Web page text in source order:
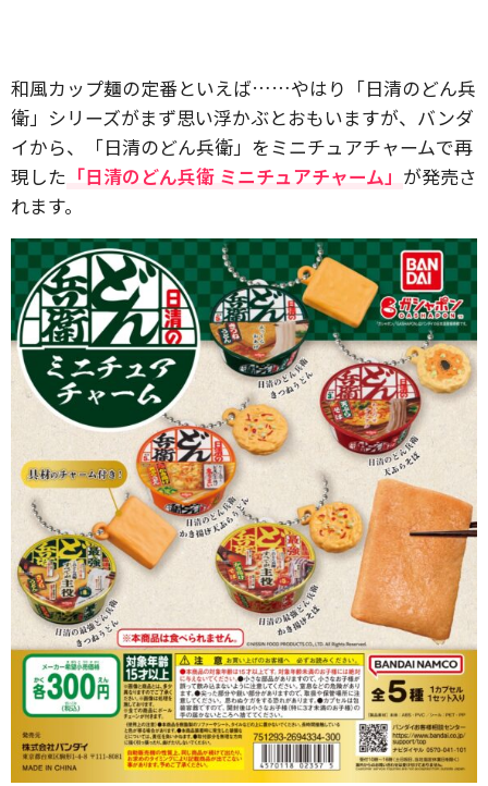
和風カップ麺の定番といえば……やはり「日清のどん兵
衛」シリーズがまず思い浮かぶとおもいますが、バンダ
イから、「日清のどん兵衛」をミニチュアチャームで再
現した 「日清のどん兵衛 ミニチュアチャーム」 が発売さ
れます。